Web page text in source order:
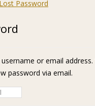
Lost Password
or email address.
password via email.